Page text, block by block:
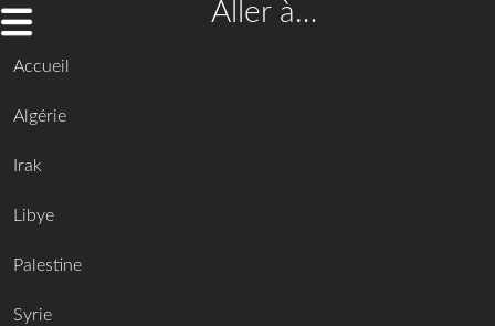
Aller à…
Accueil
Algérie
Irak
Libye
Palestine
Syrie